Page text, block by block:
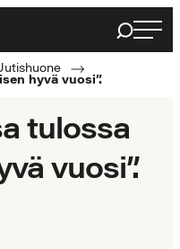
Haku
hyvä vuosi”.
tulossa
vuosi”.